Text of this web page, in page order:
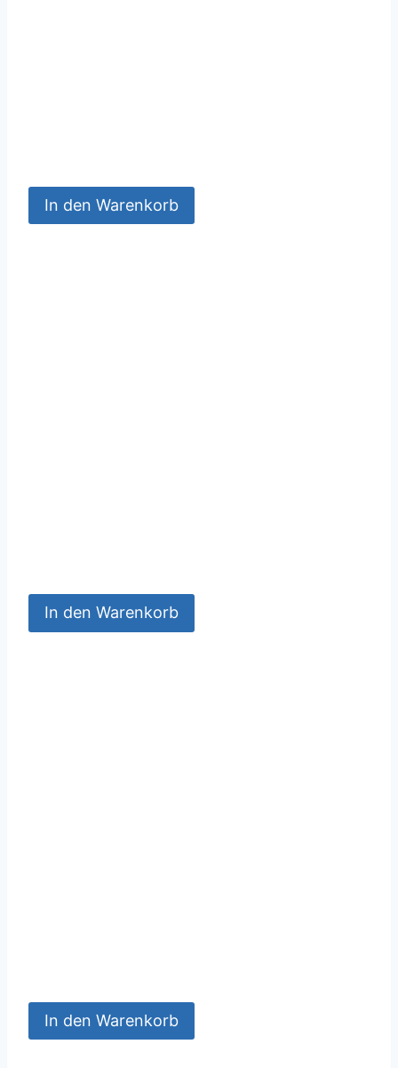
In den Warenkorb
In den Warenkorb
In den Warenkorb